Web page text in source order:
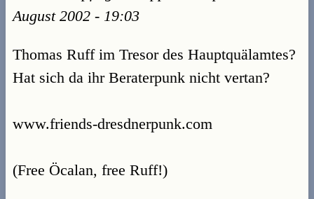
August 2002 - 19:03
Thomas Ruff im Tresor des Hauptquälamtes?
Hat sich da ihr Beraterpunk nicht vertan?
www.friends-dresdnerpunk.com
(Free Öcalan, free Ruff!)